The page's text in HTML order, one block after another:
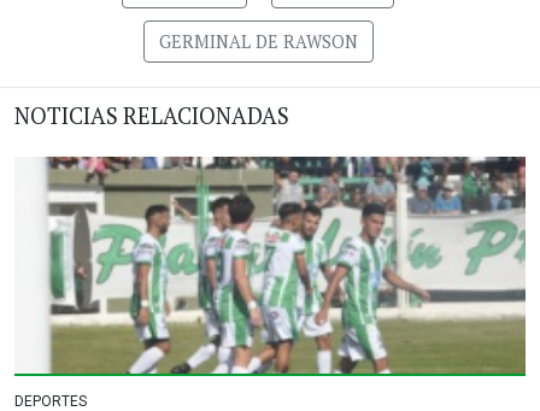
GERMINAL DE RAWSON
NOTICIAS RELACIONADAS
DEPORTES